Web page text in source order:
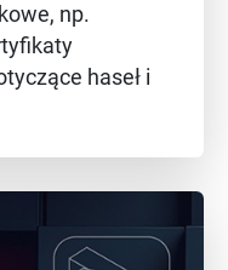
np.
haseł i